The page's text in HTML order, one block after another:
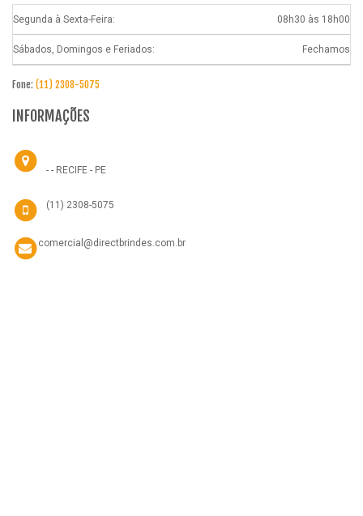
Segunda à Sexta-Feira: 08h30 às 18h00
Sábados, Domingos e Feriados: Fechamos
Fone: (11) 2308-5075
INFORMAÇÕES
- - RECIFE - PE
(11) 2308-5075
comercial@directbrindes.com.br